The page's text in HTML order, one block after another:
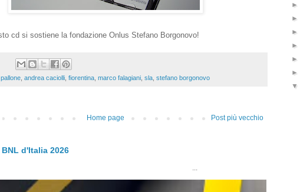
cd si sostiene la fondazione Onlus Stefano Borgonovo!
andrea caciolli fiorentina marco falagiani sla stefano borgonovo
Post più vecchio
Home page
d'Italia 2026
►
►
►
►
►
►
▼